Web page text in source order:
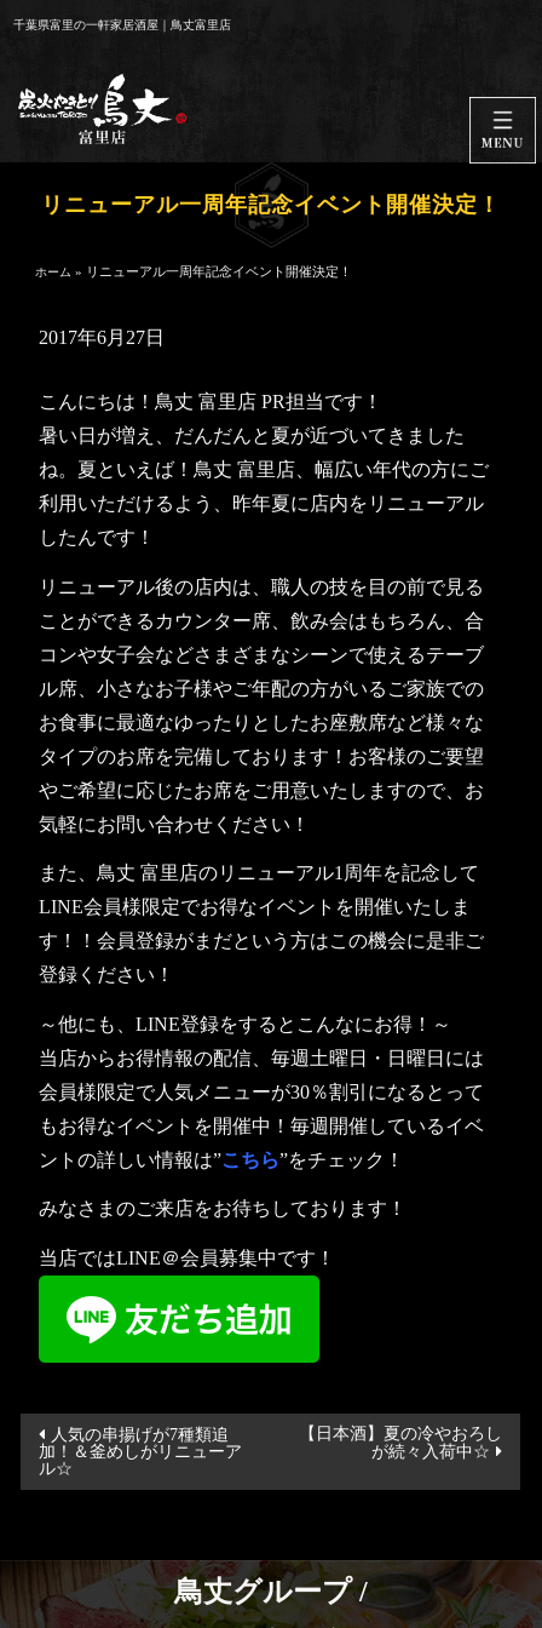
へ
千葉県富里の一軒家居酒屋｜鳥丈富里店
リニューアル一周年記念イベント開催決定！
ホーム » リニューアル一周年記念イベント開催決定！
2017年6月27日
こんにちは！鳥丈 富里店 PR担当です！
暑い日が増え、だんだんと夏が近づいてきました
ね。夏といえば！鳥丈 富里店、幅広い年代の方にご
利用いただけるよう、昨年夏に店内をリニューアル
したんです！
リニューアル後の店内は、職人の技を目の前で見る
ことができるカウンター席、飲み会はもちろん、合
コンや女子会などさまざまなシーンで使えるテーブ
ル席、小さなお子様やご年配の方がいるご家族での
お食事に最適なゆったりとしたお座敷席など様々な
タイプのお席を完備しております！お客様のご要望
やご希望に応じたお席をご用意いたしますので、お
気軽にお問い合わせください！
また、鳥丈 富里店のリニューアル1周年を記念して
LINE会員様限定でお得なイベントを開催いたしま
す！！会員登録がまだという方はこの機会に是非ご
登録ください！
～他にも、LINE登録をするとこんなにお得！～
当店からお得情報の配信、毎週土曜日・日曜日には
会員様限定で人気メニューが30％割引になるとって
もお得なイベントを開催中！毎週開催しているイベ
ントの詳しい情報は”こちら”をチェック！
みなさまのご来店をお待ちしております！
当店ではLINE＠会員募集中です！
投
稿
ナ
ゲ
ー
人気の串揚げが7種類追
加！＆釜めしがリニューア
ル☆
【日本酒】夏の冷やおろし
が続々入荷中☆
鳥丈グループ /